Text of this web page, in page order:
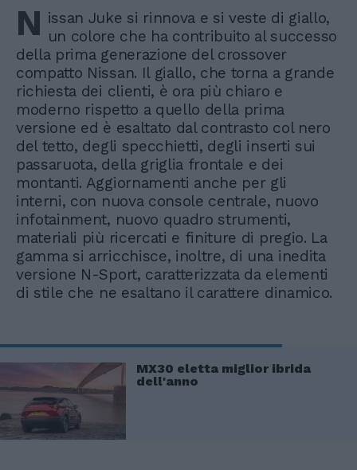
N issan Juke si rinnova e si veste di giallo,
un colore che ha contribuito al successo
della prima generazione del crossover
compatto Nissan. Il giallo, che torna a grande
richiesta dei clienti, è ora più chiaro e
moderno rispetto a quello della prima
versione ed è esaltato dal contrasto col nero
del tetto, degli specchietti, degli inserti sui
passaruota, della griglia frontale e dei
montanti. Aggiornamenti anche per gli
interni, con nuova console centrale, nuovo
infotainment, nuovo quadro strumenti,
materiali più ricercati e finiture di pregio. La
gamma si arricchisce, inoltre, di una inedita
versione N-Sport, caratterizzata da elementi
di stile che ne esaltano il carattere dinamico.
MX30 eletta miglior ibrida
dell'anno